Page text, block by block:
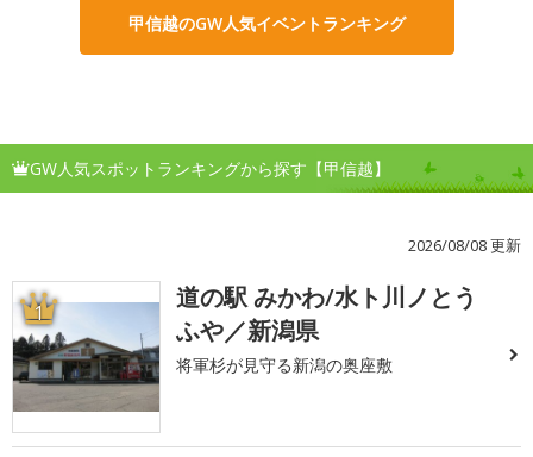
甲信越のGW人気イベントランキング
GW人気スポットランキングから探す【甲信越】
2026/08/08 更新
1
道の駅 みかわ/水ト川ノとう
ふや／新潟県
将軍杉が見守る新潟の奥座敷